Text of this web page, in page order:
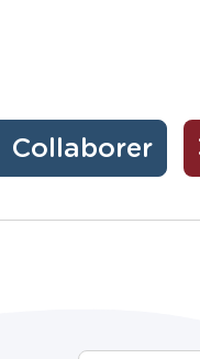
Collaborer